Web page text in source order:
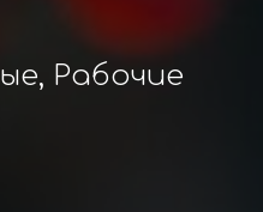
Рабочие